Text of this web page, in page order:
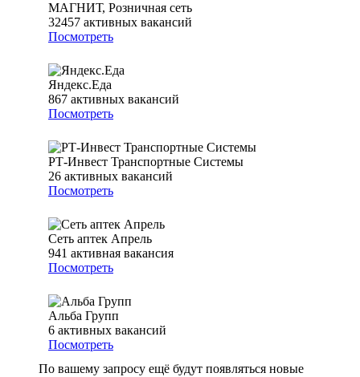
МАГНИТ, Розничная сеть
32457 активных вакансий
Посмотреть
Яндекс.Еда
867 активных вакансий
Посмотреть
РТ-Инвест Транспортные Системы
26 активных вакансий
Посмотреть
Сеть аптек Апрель
941 активная вакансия
Посмотреть
Альба Групп
6 активных вакансий
Посмотреть
По вашему запросу ещё будут появляться новые